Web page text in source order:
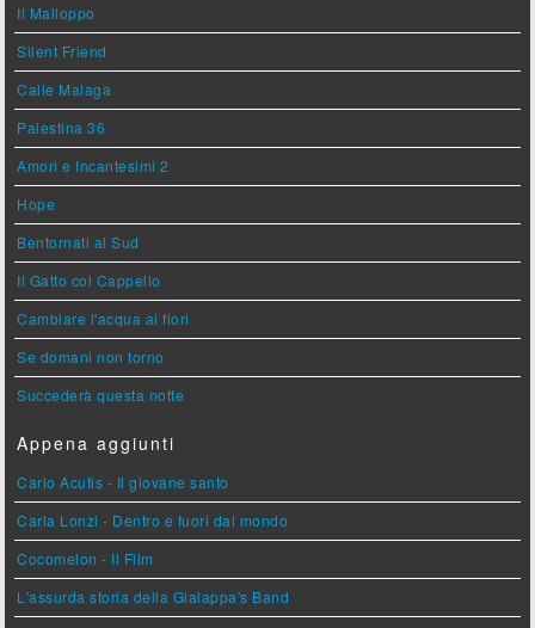
Il Malloppo
Silent Friend
Calle Malaga
Palestina 36
Amori e Incantesimi 2
Hope
Bentornati al Sud
Il Gatto col Cappello
Cambiare l'acqua ai fiori
Se domani non torno
Succederà questa notte
Appena aggiunti
Carlo Acutis - Il giovane santo
Carla Lonzi - Dentro e fuori dal mondo
Cocomelon - Il Film
L'assurda storia della Gialappa's Band